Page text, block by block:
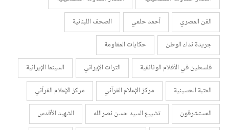
الفن المصري
أحمد حلمي
الصحف اللبنانية
جريدة نداء الوطن
حكايات المقاومة
فلسطين في الأفلام الوثائقية
التراث الإيراني
السينما الإيرانية
العتبة الحسينية
مركز الإعلام القرآني
مركز الإعلام القرآني
المستشرقون
تشييع السيد حسن نصرالله
الشهيد الأقدس